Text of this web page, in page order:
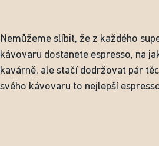
Nemůžeme slíbit, že z každého
kávovaru dostanete espresso, na
kavárně, ale stačí dodržovat pár
svého kávovaru to nejlepší